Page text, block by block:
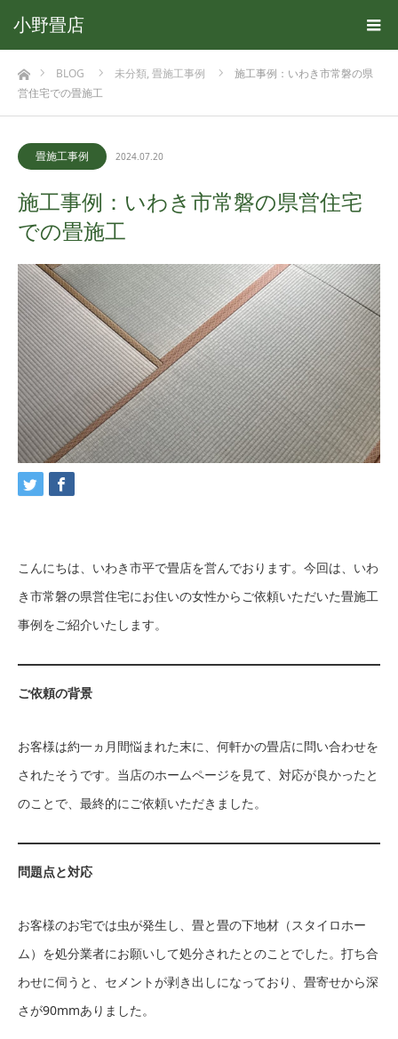
小野畳店
ホームBLOG 未分類, 畳施工事例
施工事例：いわき市常磐の県
営住宅での畳施工
畳施工事例 2024.07.20
施工事例：いわき市常磐の県営住宅
での畳施工
こんにちは、いわき市平で畳店を営んでおります。今回は、いわ
き市常磐の県営住宅にお住いの女性からご依頼いただいた畳施工
事例をご紹介いたします。
ご依頼の背景
お客様は約一ヵ月間悩まれた末に、何軒かの畳店に問い合わせを
されたそうです。当店のホームページを見て、対応が良かったと
のことで、最終的にご依頼いただきました。
問題点と対応
お客様のお宅では虫が発生し、畳と畳の下地材（スタイロホー
ム）を処分業者にお願いして処分されたとのことでした。打ち合
わせに伺うと、セメントが剥き出しになっており、畳寄せから深
さが90mmありました。